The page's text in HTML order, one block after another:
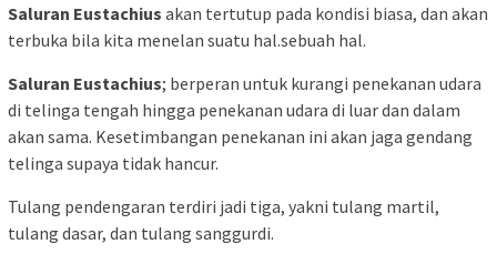
Saluran Eustachius akan tertutup pada kondisi biasa, dan akan
terbuka bila kita menelan suatu hal.sebuah hal.
Saluran Eustachius; berperan untuk kurangi penekanan udara
di telinga tengah hingga penekanan udara di luar dan dalam
akan sama. Kesetimbangan penekanan ini akan jaga gendang
telinga supaya tidak hancur.
Tulang pendengaran terdiri jadi tiga, yakni tulang martil,
tulang dasar, dan tulang sanggurdi.